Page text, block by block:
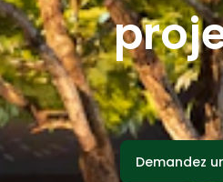
Demandez